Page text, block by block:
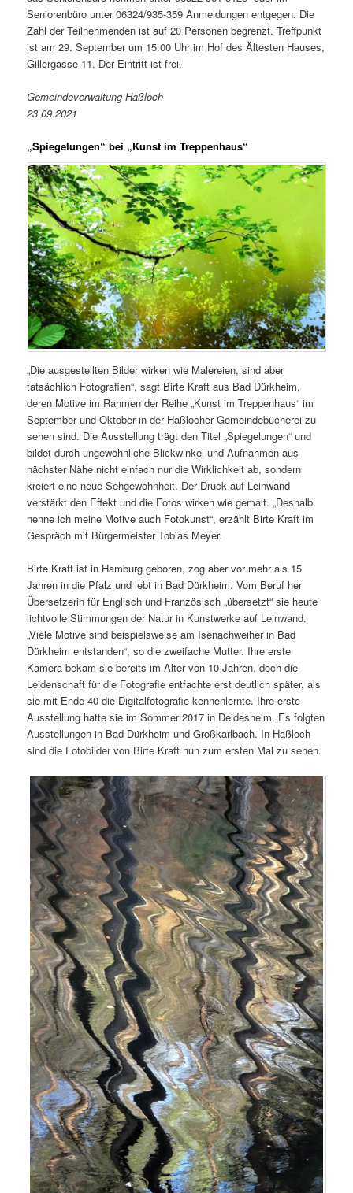
Seniorenbüro unter 06324/935-359 Anmeldungen entgegen. Die
Zahl der Teilnehmenden ist auf 20 Personen begrenzt. Treffpunkt
ist am 29. September um 15.00 Uhr im Hof des Ältesten Hauses,
Gillergasse 11. Der Eintritt ist frei.
Gemeindeverwaltung Haßloch
23.09.2021
„Spiegelungen“ bei „Kunst im Treppenhaus“
„Die ausgestellten Bilder wirken wie Malereien, sind aber
tatsächlich Fotografien“, sagt Birte Kraft aus Bad Dürkheim,
deren Motive im Rahmen der Reihe „Kunst im Treppenhaus“ im
September und Oktober in der Haßlocher Gemeindebücherei zu
sehen sind. Die Ausstellung trägt den Titel „Spiegelungen“ und
bildet durch ungewöhnliche Blickwinkel und Aufnahmen aus
nächster Nähe nicht einfach nur die Wirklichkeit ab, sondern
kreiert eine neue Sehgewohnheit. Der Druck auf Leinwand
verstärkt den Effekt und die Fotos wirken wie gemalt. „Deshalb
nenne ich meine Motive auch Fotokunst“, erzählt Birte Kraft im
Gespräch mit Bürgermeister Tobias Meyer.
Birte Kraft ist in Hamburg geboren, zog aber vor mehr als 15
Jahren in die Pfalz und lebt in Bad Dürkheim. Vom Beruf her
Übersetzerin für Englisch und Französisch „übersetzt“ sie heute
lichtvolle Stimmungen der Natur in Kunstwerke auf Leinwand.
„Viele Motive sind beispielsweise am Isenachweiher in Bad
Dürkheim entstanden“, so die zweifache Mutter. Ihre erste
Kamera bekam sie bereits im Alter von 10 Jahren, doch die
Leidenschaft für die Fotografie entfachte erst deutlich später, als
sie mit Ende 40 die Digitalfotografie kennenlernte. Ihre erste
Ausstellung hatte sie im Sommer 2017 in Deidesheim. Es folgten
Ausstellungen in Bad Dürkheim und Großkarlbach. In Haßloch
sind die Fotobilder von Birte Kraft nun zum ersten Mal zu sehen.